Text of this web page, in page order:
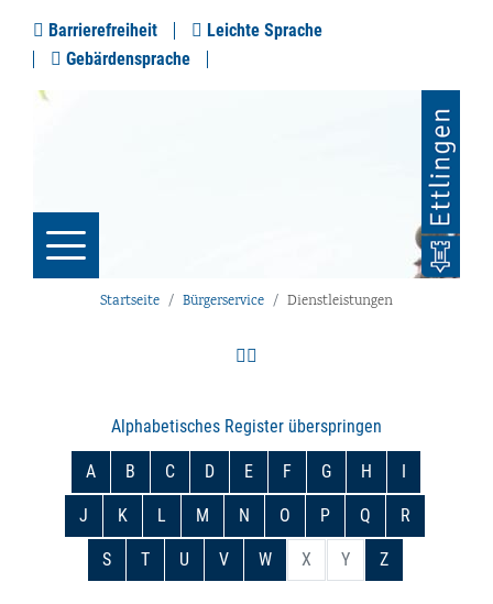
Barrierefreiheit
Leichte Sprache
Gebärdensprache
Startseite Bürgerservice Dienstleistungen
Alphabetisches Register überspringen
A B C D E F G H I
J K L M N O P Q R
S T U V W X Y Z